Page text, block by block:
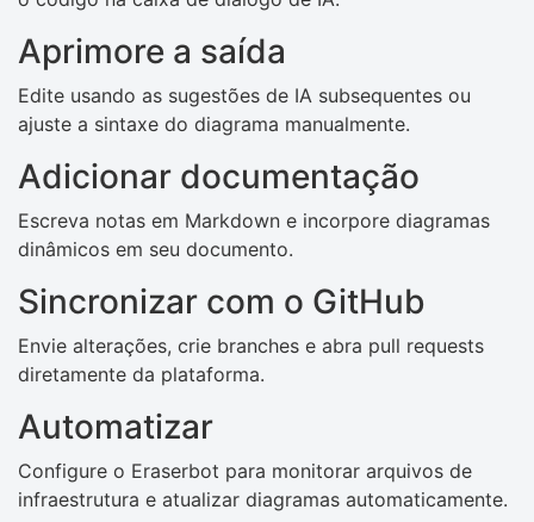
Aprimore a saída
Edite usando as sugestões de IA subsequentes ou
ajuste a sintaxe do diagrama manualmente.
Adicionar documentação
Escreva notas em Markdown e incorpore diagramas
dinâmicos em seu documento.
Sincronizar com o GitHub
Envie alterações, crie branches e abra pull requests
diretamente da plataforma.
Automatizar
Configure o Eraserbot para monitorar arquivos de
infraestrutura e atualizar diagramas automaticamente.